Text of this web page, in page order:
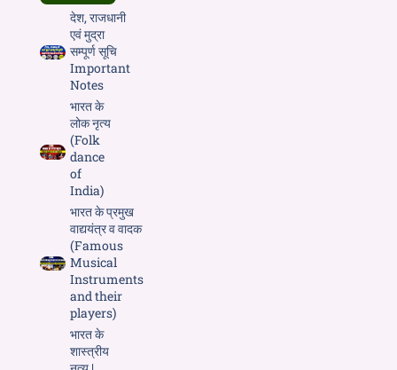
देश, राजधानी
एवं मुद्रा
सम्पूर्ण सूचि
Important
Notes
भारत के
लोक नृत्य
(Folk
dance
of
India)
भारत के प्रमुख
वाद्ययंत्र व वादक
(Famous
Musical
Instruments
and their
players)
भारत के
शास्त्रीय